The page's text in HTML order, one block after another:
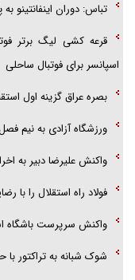
تباس: دوران اینفانتینو
قرعه کشی لیگ برتر
اسپانسر برای فوتبال ساحلی
بصره عراق گزینه اول
ورزشگاه آزادی به نیم
واکنش علیرضا دبیر به
فولاد راه استقلال را با
واکنش سرپرست باشگاه
شوک شبانه به تراکتور با